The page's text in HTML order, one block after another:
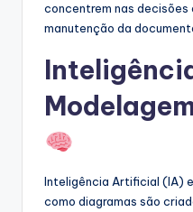
concentrem nas decisões
manutenção da
Inteligência Artificial (IA)
como diagramas são